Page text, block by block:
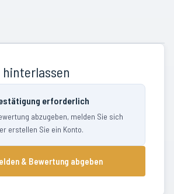
erforderlich
abzugeben, melden Sie sich
erstellen Sie ein Konto.
& Bewertung abgeben